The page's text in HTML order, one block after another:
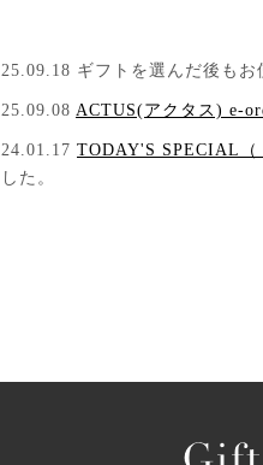
25.09.18 ギフトを選んだ後もお
25.09.08 ACTUS(アクタス) e-
24.01.17 TODAY'S SPECIAL（
した。